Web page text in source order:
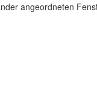
angeordneten